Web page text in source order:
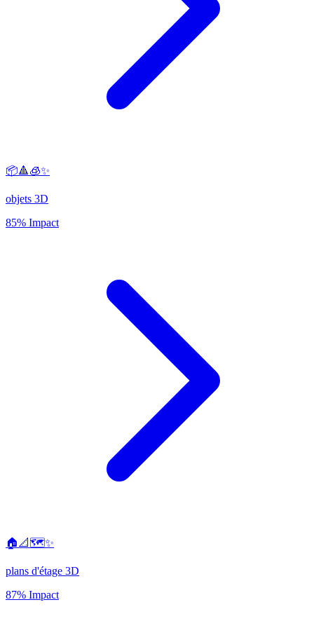
📦🔺🧊✨
objets 3D
85% Impact
🏠📐🗺️✨
plans d'étage 3D
87% Impact